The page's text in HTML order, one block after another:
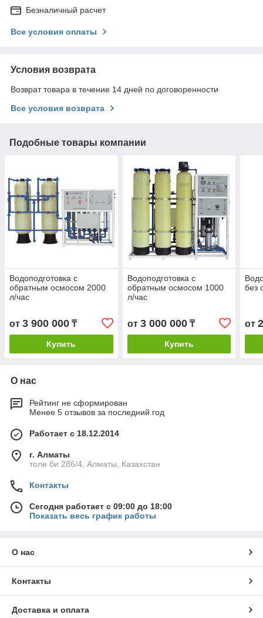
Безналичный расчет
Все условия оплаты
Условия возврата
Возврат товара в течение 14 дней по договоренности
Все условия возврата
Подобные товары компании
Водоподготовка с
обратным осмосом 2000
л/час
от 3 900 000 ₸
Купить
Водоподготовка с
обратным осмосом 1000
л/час
от 3 000 000₸
Купить
без
от
О нас
Рейтинг не сформирован
Менее 5 отзывов за последний год
Работает с 18.12.2014
г. Алматы
толе би 286/4, Алматы, Казахстан
Контакты
Сегодня работает с 09:00 до 18:00
Показать весь график работы
О нас
Контакты
Доставка и оплата